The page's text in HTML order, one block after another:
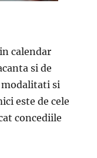
calendar
si de
modalitati si
este de cele
concediile